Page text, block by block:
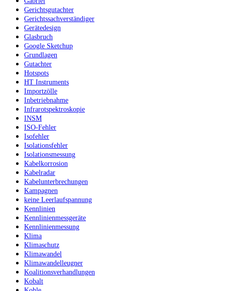
Gerichtsgutachter
Gerichtssachverständiger
Gerätedesign
Glasbruch
Google Sketchup
Grundlagen
Gutachter
Hotspots
HT Instruments
Importzölle
Inbetriebnahme
Infrarotspektroskopie
INSM
ISO-Fehler
Isofehler
Isolationsfehler
Isolationsmessung
Kabelkorrosion
Kabelradar
Kabelunterbrechungen
Kampagnen
keine Leerlaufspannung
Kennlinien
Kennlinienmessgeräte
Kennlinienmessung
Klima
Klimaschutz
Klimawandel
Klimawandelleugner
Koalitionsverhandlungen
Kobalt